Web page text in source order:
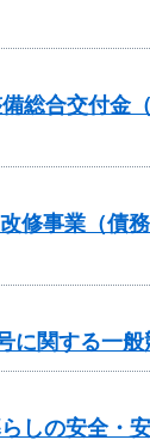
合交付金
事業（債
関する一般
しの安全